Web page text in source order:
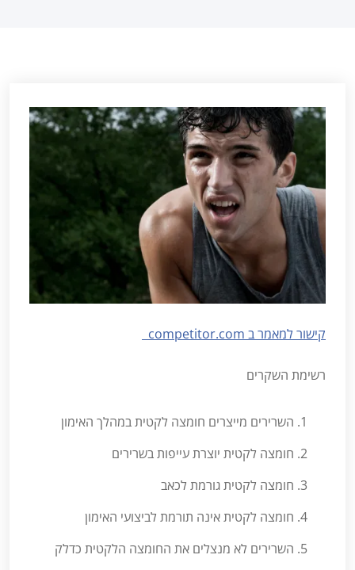
קישור למאמר ב competitor.com
רשימת השקרים
השרירים מייצרים חומצה לקטית במהלך האימון
חומצה לקטית יוצרת עייפות בשרירים
חומצה לקטית גורמת לכאב
חומצה לקטית אינה תורמת לביצועי האימון
השרירים לא מנצלים את החומצה הלקטית כדלק